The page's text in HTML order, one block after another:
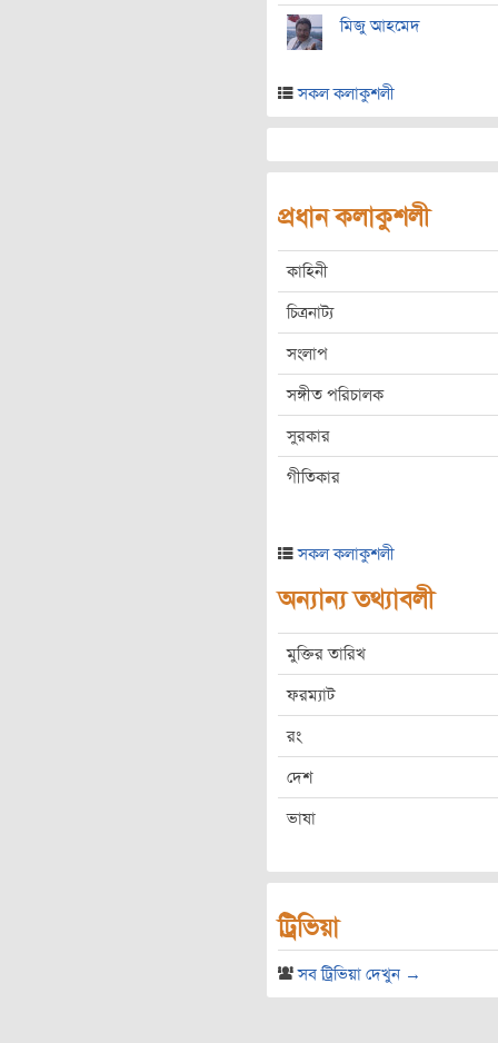
মিজু আহমেদ
সকল কলাকুশলী
প্রধান কলাকুশলী
কাহিনী
চিত্রনাট্য
সংলাপ
সঙ্গীত পরিচালক
সুরকার
গীতিকার
সকল কলাকুশলী
অন্যান্য তথ্যাবলী
মুক্তির তারিখ
ফরম্যাট
রং
দেশ
ভাষা
ট্রিভিয়া
সব ট্রিভিয়া দেখুন →